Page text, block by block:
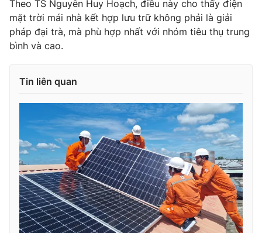
Ðiện thoại Thời báo VTV: 024.66 897 897
Email:toasoan@vtv.vn
Liên hệ quảng cáo: 024-7300.7108
® Cấm sao chép dưới mọi hình thức nếu không có sự chấp
thuận bằng văn bản. Ghi rõ nguồn VTV.vn khi phát hành lại
thông tin từ website này.
Theo TS Nguyễn Huy Hoạch, điều này cho thấy điện
mặt trời mái nhà kết hợp lưu trữ không phải là giải
pháp đại trà, mà phù hợp nhất với nhóm tiêu thụ trung
bình và cao.
Tin liên quan